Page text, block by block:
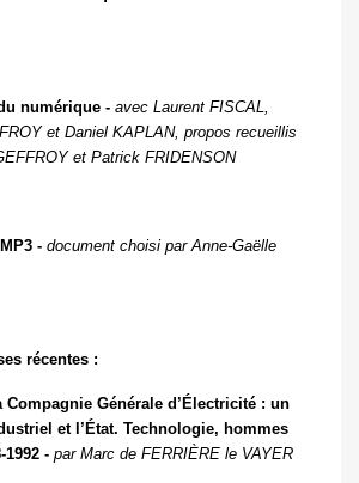
numérique - avec Laurent FISCAL,
et Daniel KAPLAN, propos recueillis
EFFROY et Patrick FRIDENSON
- document choisi par Anne-Gaëlle
récentes :
Compagnie Générale d’Électricité : un
et l’État. Technologie, hommes
1992 - par Marc de FERRIÈRE le VAYER